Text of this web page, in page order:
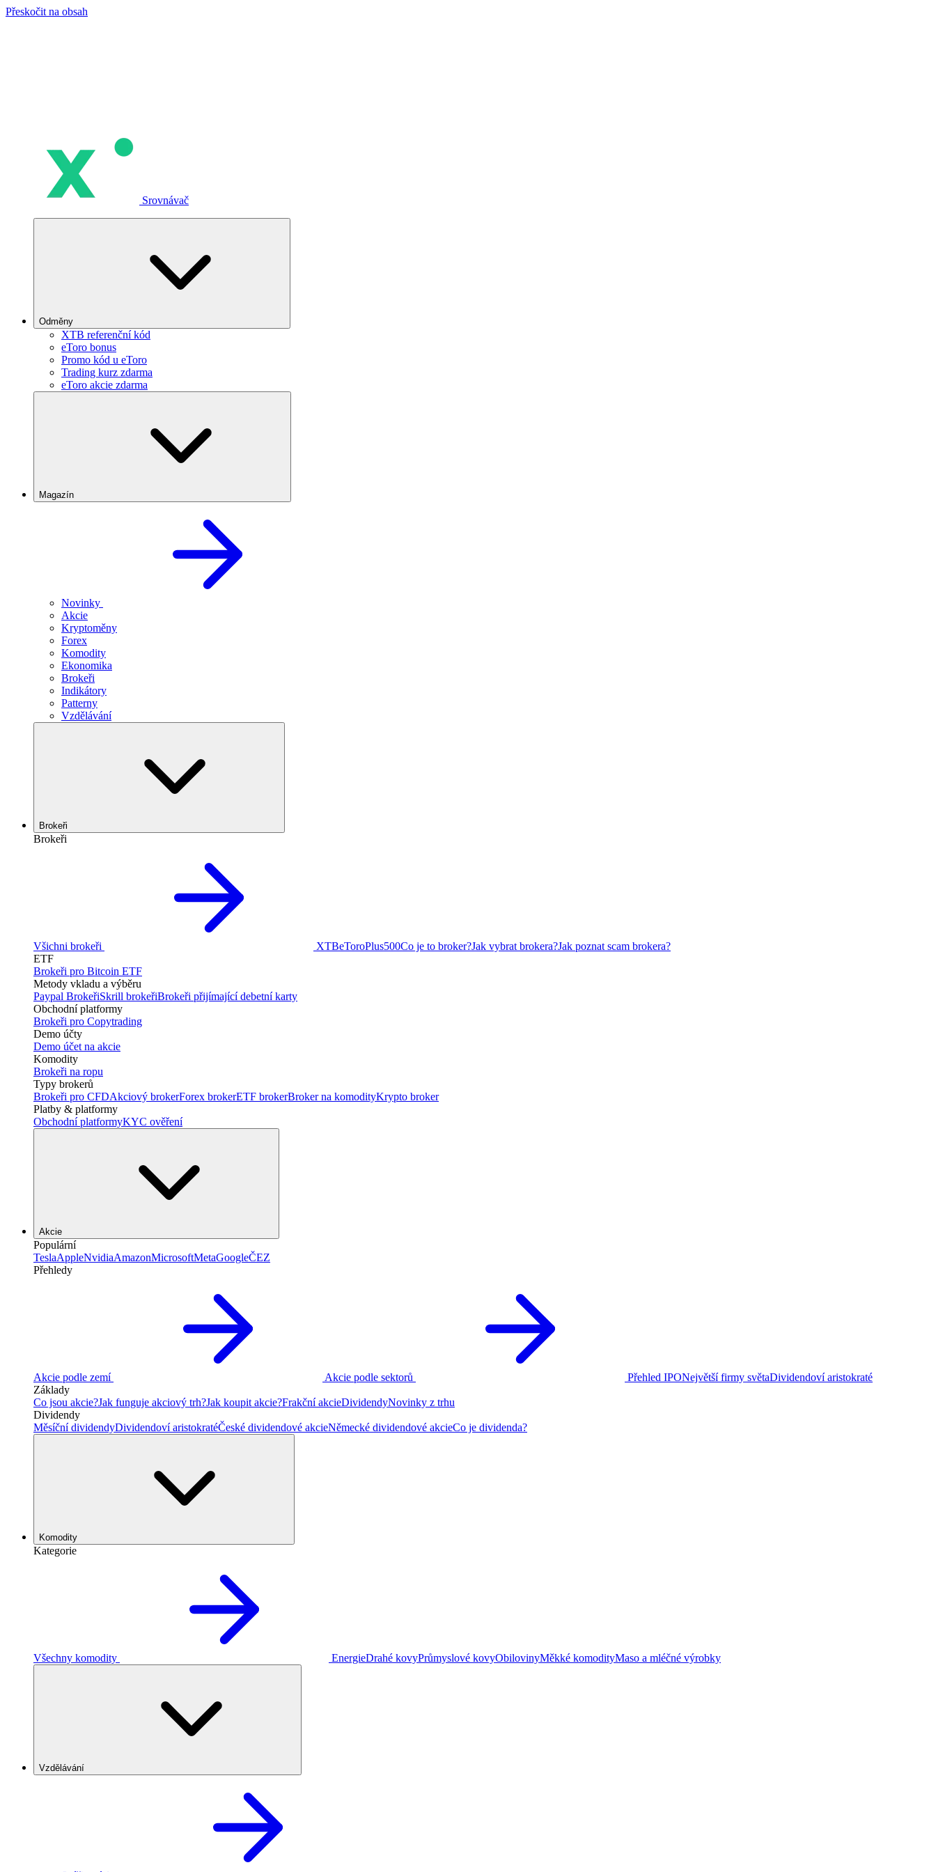
Přeskočit na obsah
Srovnávač
Odměny
XTB referenční kód
eToro bonus
Promo kód u eToro
Trading kurz zdarma
eToro akcie zdarma
Magazín
Novinky
Akcie
Kryptoměny
Forex
Komodity
Ekonomika
Brokeři
Indikátory
Patterny
Vzdělávání
Brokeři
Brokeři
Všichni brokeři XTBeToroPlus500Co je to broker?Jak vybrat brokera?Jak poznat scam brokera?
ETF
Brokeři pro Bitcoin ETF
Metody vkladu a výběru
Paypal BrokeřiSkrill brokeřiBrokeři přijímající debetní karty
Obchodní platformy
Brokeři pro Copytrading
Demo účty
Demo účet na akcie
Komodity
Brokeři na ropu
Typy brokerů
Brokeři pro CFDAkciový brokerForex brokerETF brokerBroker na komodityKrypto broker
Platby & platformy
Obchodní platformyKYC ověření
Akcie
Populární
TeslaAppleNvidiaAmazonMicrosoftMetaGoogleČEZ
Přehledy
Akcie podle zemí Akcie podle sektorů Přehled IPONejvětší firmy světaDividendoví aristokraté
Základy
Co jsou akcie?Jak funguje akciový trh?Jak koupit akcie?Frakční akcieDividendyNovinky z trhu
Dividendy
Měsíční dividendyDividendoví aristokratéČeské dividendové akcieNěmecké dividendové akcieCo je dividenda?
Komodity
Kategorie
Všechny komodity EnergieDrahé kovyPrůmyslové kovyObilovinyMěkké komodityMaso a mléčné výrobky
Vzdělávání